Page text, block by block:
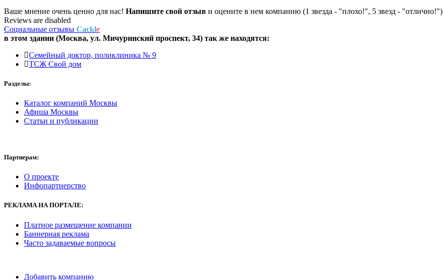
Ваше мнение очень ценно для нас! Напишите свой отзыв и оцените в нем компанию (1 звезда - "плохо!", 5 звезд - "отлично!")
Reviews are disabled
Социальные отзывы Cackle
в этом здании (Москва, ул. Мичуринский проспект, 34) так же находятся:
Семейный доктор, поликлиника № 9
ТСЖ Свой дом
Разделы:
Каталог компаний Москвы
Афиша Москвы
Статьи и публикации
Партнерам:
О проекте
Инфопартнерство
РЕКЛАМАНА ПОРТАЛЕ:
Платное размещение компании
Баннерная реклама
Часто задаваемые вопросы
Добавить компанию